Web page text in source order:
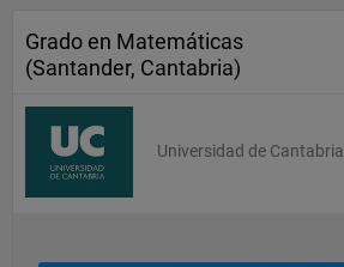
Grado en Matemáticas
(Santander, Cantabria)
Universidad de Cantabria